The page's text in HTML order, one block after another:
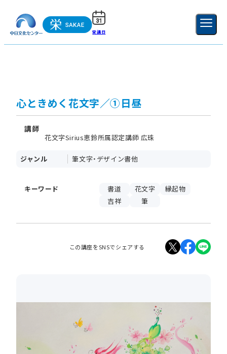
受講日 新規登録
心ときめく花文字／①日昼
講師
花文字Sirius恵鈴所属認定講師 広珠
ジャンル 筆文字・デザイン書他
キーワード 書道 花文字
縁起物
吉祥
筆
この講座をSNSでシェアする